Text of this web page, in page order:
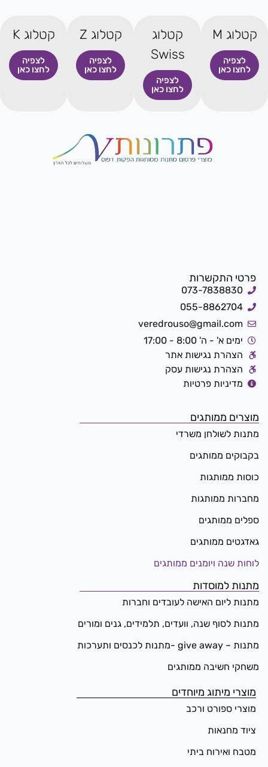
קטלוג M
לצפיה
לחצו כאן
קטלוג
Swiss
לצפיה
לחצו כאן
קטלוג Z
לצפיה
לחצו כאן
קטלוג K
לצפיה
לחצו כאן
מוצרים ממותגים
מתנות לשולחן משרדי
בקבוקים ממותגים
כוסות ממותגות
מחברות ממותגות
ספלים ממותגים
גאדגטים ממותגים
לוחות שנה ויומנים ממותגים
מתנות למוסדות
מתנות ליום האישה לעובדים וחברות
מתנות לסוף שנה, וועדים, תלמידים, גנים ומורים
מתנות – give away -מתנות לכנסים ותערכות
משחקי חשיבה ממותגים
מוצרי מיתוג מיוחדים
מוצרי ספורט ורכב
ציוד מחנאות
מטבח ואירוח ביתי
פרטי התקשרות
073-7838830
055-8862704
veredrouso@gmail.com
ימים א' - ה' 8:00 - 17:00
הצהרת נגישות אתר
הצהרת נגישות עסק
מדיניות פרטיות